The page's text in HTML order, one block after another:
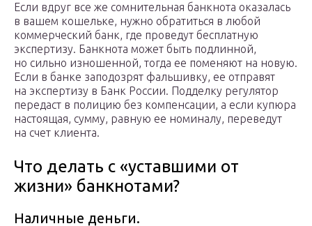
Если вдруг все же сомнительная банкнота оказалась
в вашем кошельке, нужно обратиться в любой
коммерческий банк, где проведут бесплатную
экспертизу. Банкнота может быть подлинной,
но сильно изношенной, тогда ее поменяют на новую.
Если в банке заподозрят фальшивку, ее отправят
на экспертизу в Банк России. Подделку регулятор
передаст в полицию без компенсации, а если купюра
настоящая, сумму, равную ее номиналу, переведут
на счет клиента.
Что делать с «уставшими от
жизни» банкнотами?
Наличные деньги.